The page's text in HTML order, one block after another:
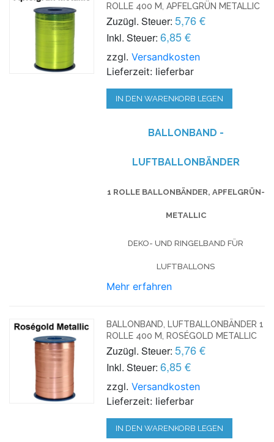
ROLLE 400 M, APFELGRÜN METALLIC
Zuzügl. Steuer: 5,76 €
Inkl. Steuer: 6,85 €
zzgl.Versandkosten
Lieferzeit: lieferbar
IN DEN WARENKORB LEGEN
BALLONBAND -
LUFTBALLONBÄNDER
1 ROLLE BALLONBÄNDER, APFELGRÜN-
METALLIC
DEKO- UND RINGELBAND FÜR
LUFTBALLONS
Mehr erfahren
BALLONBAND, LUFTBALLONBÄNDER 1
ROLLE 400 M, ROSÉGOLD METALLIC
Zuzügl. Steuer: 5,76 €
Inkl. Steuer: 6,85 €
zzgl.Versandkosten
Lieferzeit: lieferbar
IN DEN WARENKORB LEGEN